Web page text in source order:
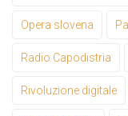
Opera slovena
Radio Capodistria
Rivoluzione digitale